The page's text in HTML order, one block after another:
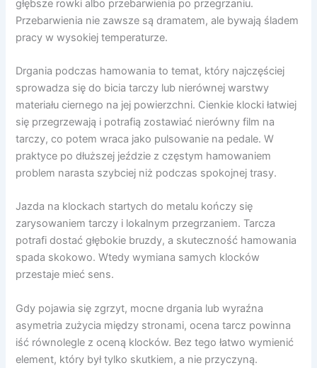
głębsze rowki albo przebarwienia po przegrzaniu.
Przebarwienia nie zawsze są dramatem, ale bywają śladem
pracy w wysokiej temperaturze.
Drgania podczas hamowania to temat, który najczęściej
sprowadza się do bicia tarczy lub nierównej warstwy
materiału ciernego na jej powierzchni. Cienkie klocki łatwiej
się przegrzewają i potrafią zostawiać nierówny film na
tarczy, co potem wraca jako pulsowanie na pedale. W
praktyce po dłuższej jeździe z częstym hamowaniem
problem narasta szybciej niż podczas spokojnej trasy.
Jazda na klockach startych do metalu kończy się
zarysowaniem tarczy i lokalnym przegrzaniem. Tarcza
potrafi dostać głębokie bruzdy, a skuteczność hamowania
spada skokowo. Wtedy wymiana samych klocków
przestaje mieć sens.
Gdy pojawia się zgrzyt, mocne drgania lub wyraźna
asymetria zużycia między stronami, ocena tarcz powinna
iść równolegle z oceną klocków. Bez tego łatwo wymienić
element, który był tylko skutkiem, a nie przyczyną.